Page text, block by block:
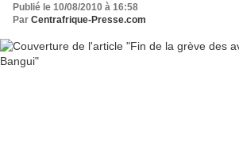
Publié le 10/08/2010 à 16:58
Par Centrafrique-Presse.com